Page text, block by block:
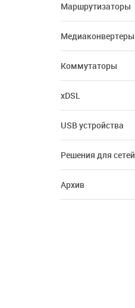
Маршрутизаторы
Медиаконвертеры
Коммутаторы
xDSL
USB устройства
Решения для сетей
Архив